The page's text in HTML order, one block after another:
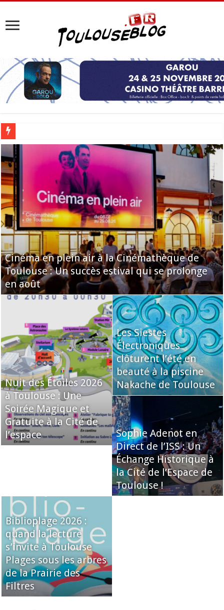
Les Nocturnes de la Cité de l’espace 2026 : l’événement incontournable de
Cinéma en plein air à la Cinémathèque de
Toulouse : Un succès estival qui se prolonge
en août
Nuit des Étoiles 2026
à Toulouse : Une
Soirée Magique et
Gratuite à la Cité de
l’espace
Les Siestes
Électroniques
clôturent l’été en
beauté à la piscine
Nakache de Toulouse
Sophie Adenot en
Direct de l’ISS : Un
Échange Historique à
la Cité de l’Espace de
Toulouse !
Biblioplage 2026 :
quand la lecture
s’invite à Toulouse
Plages sous les arbres
de la Prairie des
Filtres